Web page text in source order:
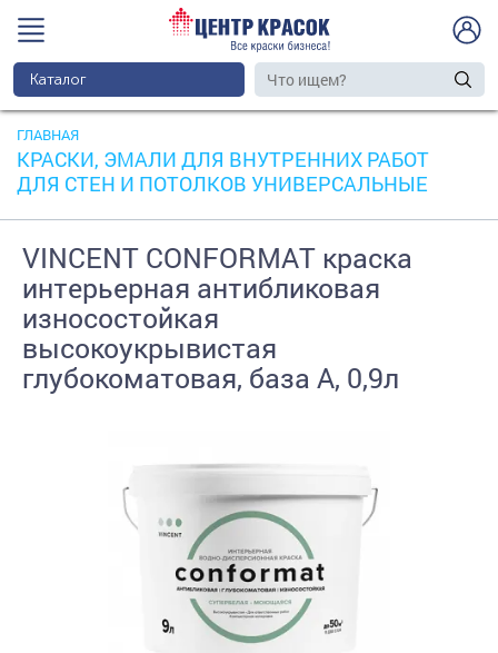
Каталог
ГЛАВНАЯ
КРАСКИ, ЭМАЛИ ДЛЯ ВНУТРЕННИХ РАБОТ
ДЛЯ СТЕН И ПОТОЛКОВ УНИВЕРСАЛЬНЫЕ
VINCENT CONFORMAT краска
интерьерная антибликовая
износостойкая
высокоукрывистая
глубокоматовая, база А, 0,9л